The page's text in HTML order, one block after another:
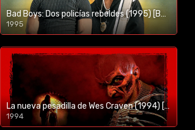
Bad Boys: Dos policías rebeldes (1995) [BR-RIP] [HD-1080p]
1995
1080p/720p
La nueva pesadilla de Wes Craven (1994) [BR-RIP] [HD-1080p]
1994
1080p/720p